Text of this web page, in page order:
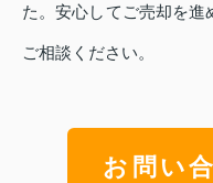
た。安心してご売却を進
ご相談ください。
お問い